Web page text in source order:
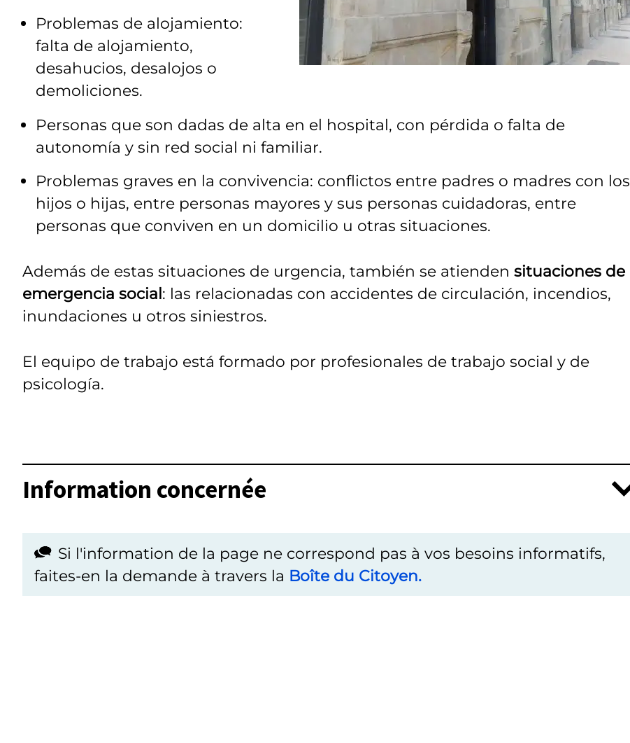
Problemas de alojamiento:
falta de alojamiento,
desahucios, desalojos o
demoliciones.
Personas que son dadas de alta en el hospital, con pérdida o falta de
autonomía y sin red social ni familiar.
Problemas graves en la convivencia: conflictos entre padres o madres con los
hijos o hijas, entre personas mayores y sus personas cuidadoras, entre
personas que conviven en un domicilio u otras situaciones.
Además de estas situaciones de urgencia, también se atienden situaciones de
emergencia social: las relacionadas con accidentes de circulación, incendios,
inundaciones u otros siniestros.
El equipo de trabajo está formado por profesionales de trabajo social y de
psicología.
Information concernée
Si l'information de la page ne correspond pas à vos besoins informatifs,
faites-en la demande à travers la Boîte du Citoyen.